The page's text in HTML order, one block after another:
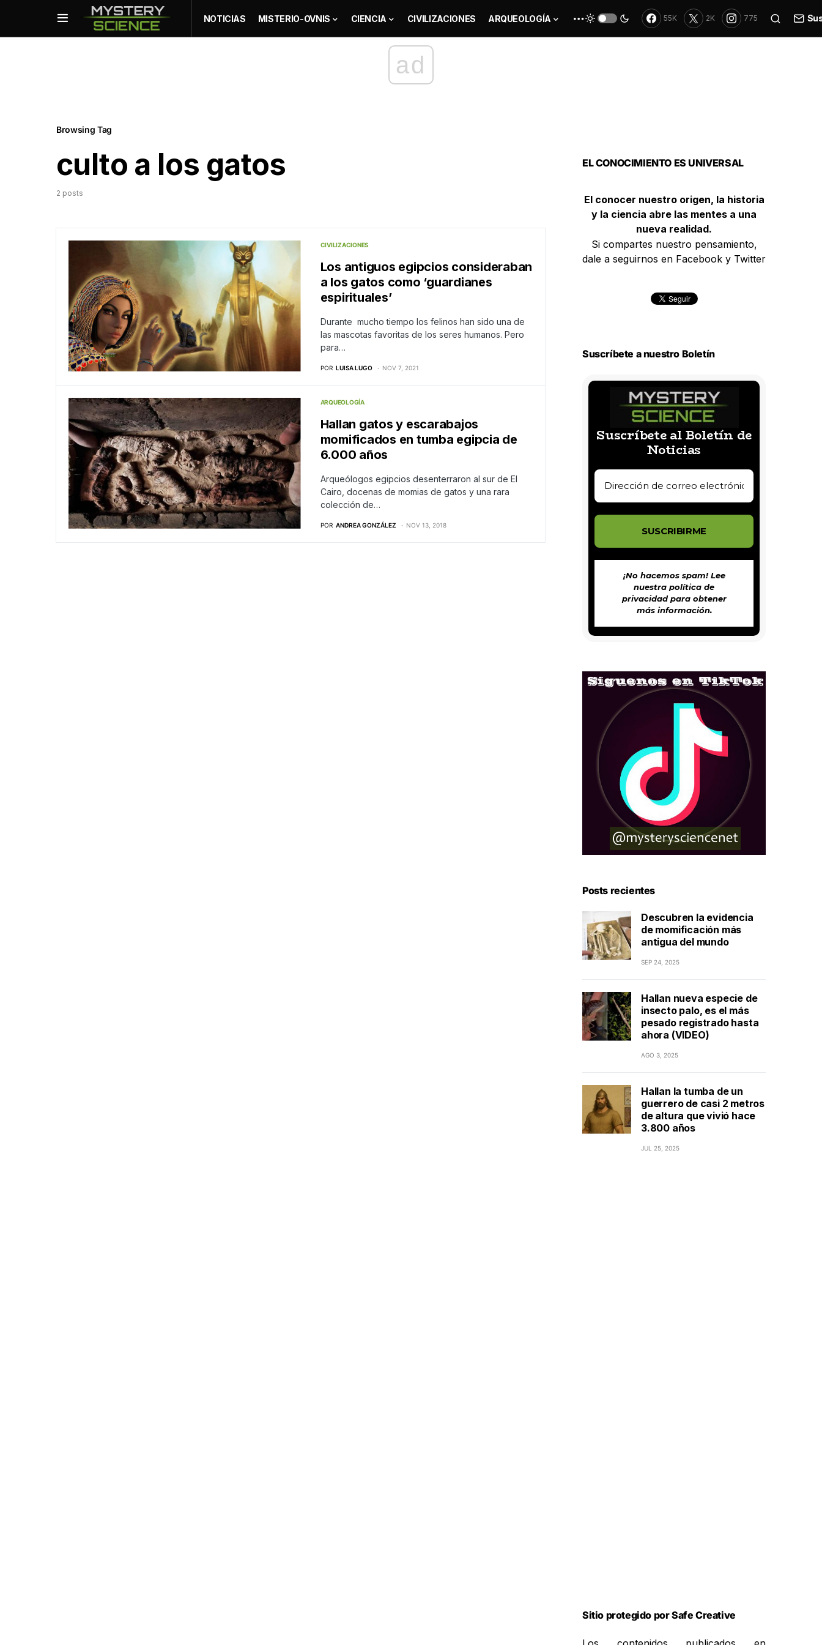
NOTICIAS MISTERIO-OVNIS CIENCIA CIVILIZACIONES ARQUEOLOGÍA 55K 2K 775
ad
Browsing Tag
culto a los gatos
2 posts
CIVILIZACIONES
Los antiguos egipcios consideraban
a los gatos como ‘guardianes
espirituales’
Durante mucho tiempo los felinos han sido una de
las mascotas favoritas de los seres humanos. Pero
para…
POR LUISA LUGO NOV 7, 2021
ARQUEOLOGÍA
Hallan gatos y escarabajos
momificados en tumba egipcia de
6.000 años
Arqueólogos egipcios desenterraron al sur de El
Cairo, docenas de momias de gatos y una rara
colección de…
POR ANDREA GONZÁLEZ NOV 13, 2018
EL CONOCIMIENTO ES UNIVERSAL
El conocer nuestro origen, la historia
y la ciencia abre las mentes a una
nueva realidad.
Si compartes nuestro pensamiento,
dale a seguirnos en Facebook y Twitter
Suscríbete a nuestro Boletín
Suscríbete al Boletín de
Noticias
¡No hacemos spam! Lee
nuestra política de
privacidadpara obtener
más información.
Posts recientes
Descubren la evidencia
de momificación más
antigua del mundo
SEP 24, 2025
Hallan nueva especie de
insecto palo, es el más
pesado registrado hasta
ahora (VIDEO)
AGO 3, 2025
Hallan la tumba de un
guerrero de casi 2 metros
de altura que vivió hace
3.800 años
JUL 25, 2025
Sitio protegido por Safe Creative